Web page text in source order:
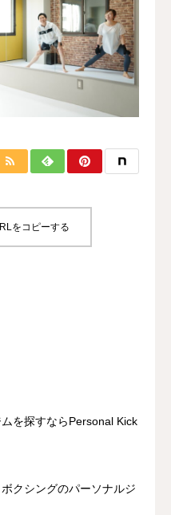
をコピーする
を探すならPersonal Kick
クシングのパーソナルジ